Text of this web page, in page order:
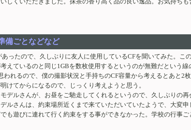
備ごとなどなど
ったので、久しぶりに友人に使用しているCFを聞いてみた。
えているのと同じ1GBを数枚使用するというのが無難だという
われるので、僕の撮影状況と手持ちのCF容量から考えるとあと2
けてからになるので、じっくり考えようと思う。
デルさんが、お昼をご馳走してくれるというので、久しぶりの
ルさんは、約束場所近くまで来ていただいていたようで、大変
も遊びに連れて行く約束をする事ができなかった。学校の行事